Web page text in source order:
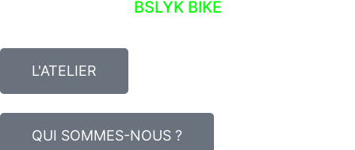
BSLYK BIKE
L'ATELIER
QUI SOMMES-NOUS ?